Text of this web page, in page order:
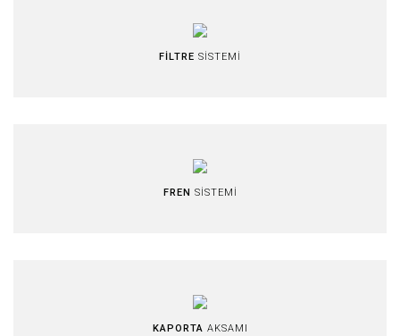
FİLTRE SİSTEMİ
FREN SİSTEMİ
KAPORTA AKSAMI